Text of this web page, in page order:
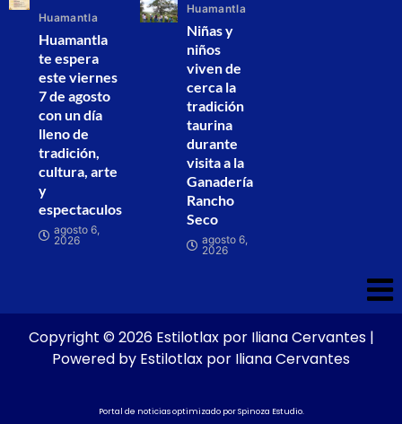
Huamantla
Huamantla
te espera
este viernes
7 de agosto
con un día
lleno de
tradición,
cultura, arte
y
espectaculos
agosto 6,
2026
Huamantla
Niñas y
niños
viven de
cerca la
tradición
taurina
durante
visita a la
Ganadería
Rancho
Seco
agosto 6,
2026
Copyright © 2026 Estilotlax por Iliana Cervantes |
Powered by Estilotlax por Iliana Cervantes
Portal de noticias optimizado porSpinoza Estudio.